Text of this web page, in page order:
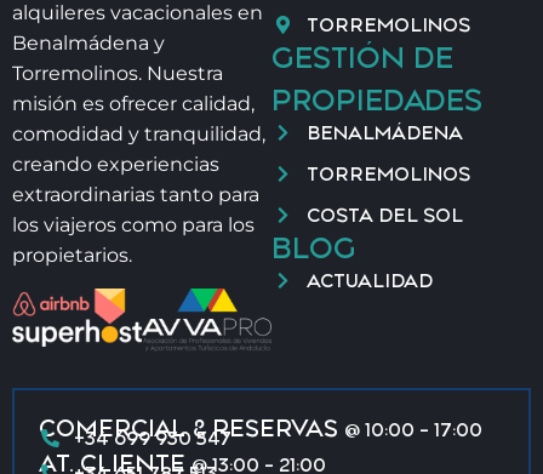
alquileres vacacionales en
Benalmádena y
Torremolinos. Nuestra
misión es ofrecer calidad,
comodidad y tranquilidad,
creando experiencias
extraordinarias tanto para
los viajeros como para los
propietarios.
TORREMOLINOS
GESTIÓN DE
PROPIEDADES
BENALMÁDENA
TORREMOLINOS
COSTA DEL SOL
BLOG
ACTUALIDAD
COMERCIAL & RESERVAS @ 10:00 - 17:00
+34 699 930 547
AT. CLIENTE@ 13:00 - 21:00